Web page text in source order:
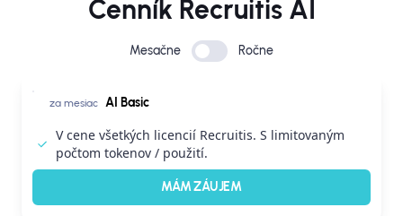
Cenník Recruitis AI
Mesačne Ročne
za mesiac AI Basic
V cene všetkých licencií Recruitis. S limitovaným
počtom tokenov / použití.
MÁM ZÁUJEM